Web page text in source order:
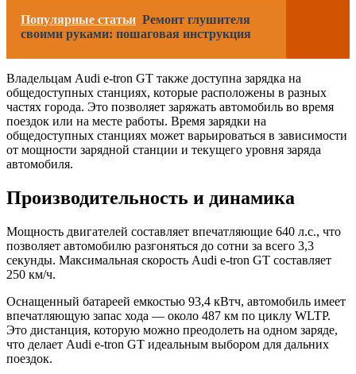
Популярные статьи Ремонт глушителя
своими руками: пошаговая инструкция
Владельцам Audi e-tron GT также доступна зарядка на
общедоступных станциях, которые расположены в разных
частях города. Это позволяет заряжать автомобиль во время
поездок или на месте работы. Время зарядки на
общедоступных станциях может варьироваться в зависимости
от мощности зарядной станции и текущего уровня заряда
автомобиля.
Производительность и динамика
Мощность двигателей составляет впечатляющие 640 л.с., что
позволяет автомобилю разгоняться до сотни за всего 3,3
секунды. Максимальная скорость Audi e-tron GT составляет
250 км/ч.
Оснащенный батареей емкостью 93,4 кВтч, автомобиль имеет
впечатляющую запас хода — около 487 км по циклу WLTP.
Это дистанция, которую можно преодолеть на одном заряде,
что делает Audi e-tron GT идеальным выбором для дальних
поездок.